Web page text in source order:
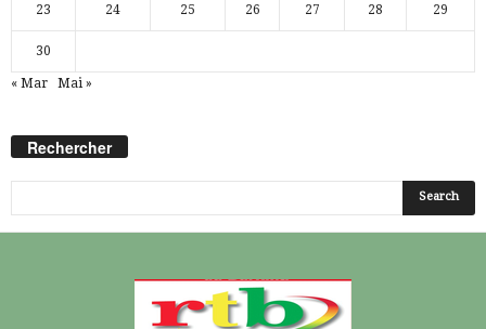
23 24 25 26 27 28 29
30
« Mar Mai »
Rechercher